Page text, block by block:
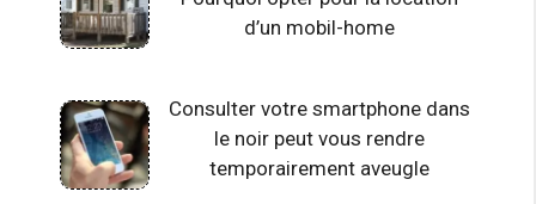
d’un mobil-home
Consulter votre smartphone dans
le noir peut vous rendre
temporairement aveugle